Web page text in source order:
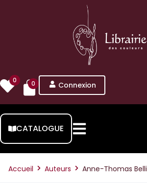
0 0 Connexion
CATALOGUE
Accueil Auteurs Anne-Thomas Belli